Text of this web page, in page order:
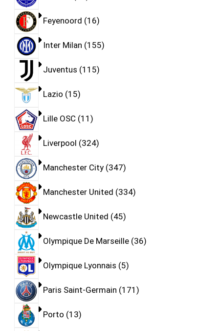
Feyenoord 16
Inter Milan 155
Juventus 115
Lazio 15
Lille OSC 11
Liverpool 324
Manchester City 347
Manchester United 334
Newcastle United 45
Olympique De Marseille 36
Olympique Lyonnais 5
Paris Saint-Germain 171
Porto 13